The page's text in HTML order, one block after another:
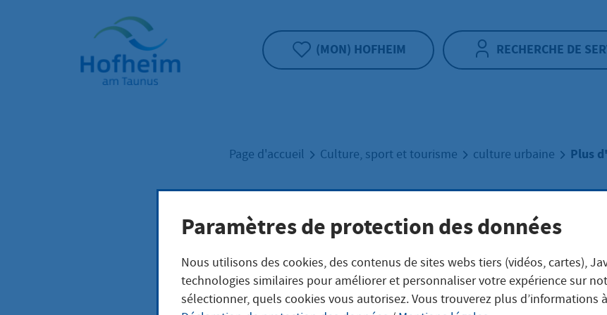
Accueil"
(MON) HOFHEIM RECHERCHE DE
Page d'accueil Culture, sport et tourisme culture urbaine Plus
Plus d'événements
Paramètres de protection des données
Nous utilisons des cookies, des contenus de sites webs tiers (vidéos, cartes),
technologies similaires pour améliorer et personnaliser votre expérience sur
sélectionner, quels cookies vous autorisez. Vous trouverez plus d’informations